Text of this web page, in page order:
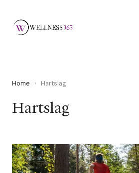
Home › Hartslag
Hartslag